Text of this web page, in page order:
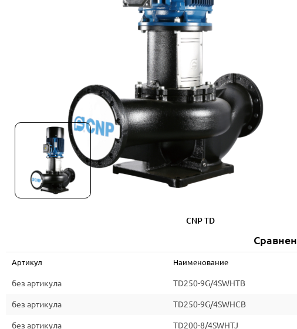
CNP TD
Артикул Наименование
без артикула TD250-9G/4SWHTB
без артикула TD250-9G/4SWHCB
без артикула TD200-8/4SWHTJ